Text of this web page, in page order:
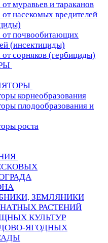
муравьев и тараканов
от насекомых вредителей
от почвообитающих
(инсектициды)
от сорняков (гербициды)
корнеобразования
плодообразования и
роста
ЗЕМЛЯНИКИ
РАСТЕНИЙ
КУЛЬТУР
ЯГОДНЫХ